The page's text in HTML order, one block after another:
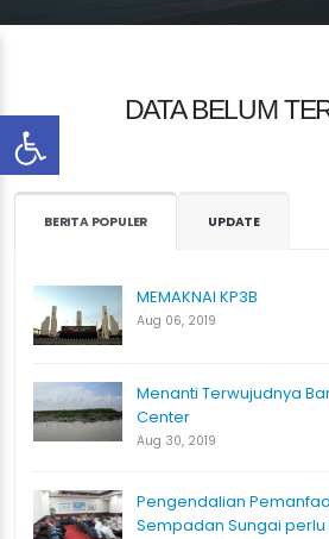
DATA BELUM
BERITA POPULER UPDATE
MEMAKNAI KP3B
Aug 06, 2019
Menanti Terwujudnya
Center
Aug 30, 2019
Pengendalian
Sempadan Sungai